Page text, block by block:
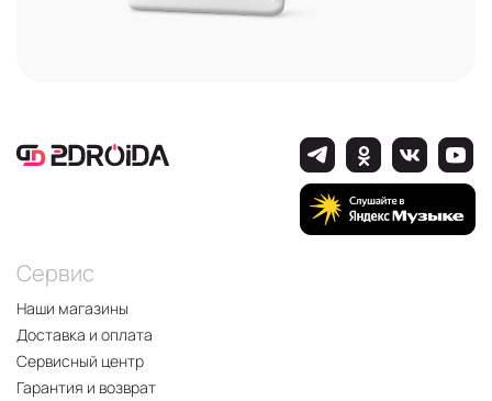
Сервис
Наши магазины
Доставка и оплата
Сервисный центр
Гарантия и возврат